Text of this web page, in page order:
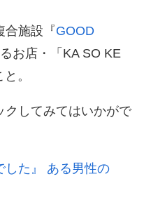
合施設『GOOD
お店・「KA SO KE
。
クしてみてはいかがで
した』 ある男性の